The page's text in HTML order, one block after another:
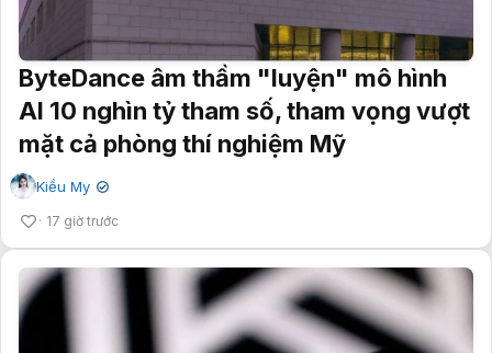
ByteDance âm thầm "luyện" mô hình
AI 10 nghìn tỷ tham số, tham vọng vượt
mặt cả phòng thí nghiệm Mỹ
Kiều My ✔
17 giờ trước